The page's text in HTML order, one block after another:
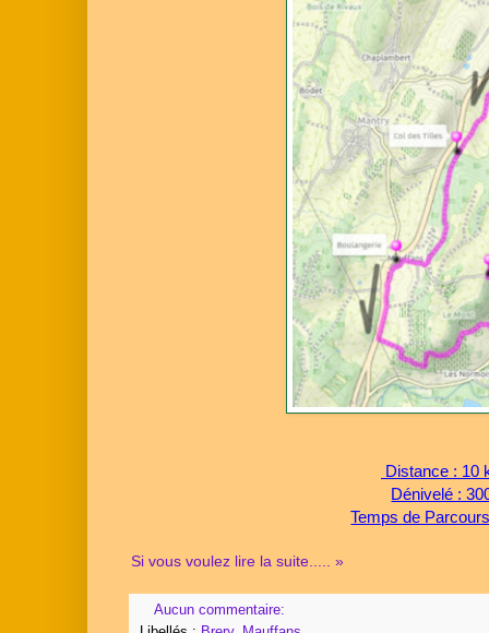
Distance : 10
Dénivelé :
Temps de
Si vous voulez lire la suite..... »
Aucun commentaire: